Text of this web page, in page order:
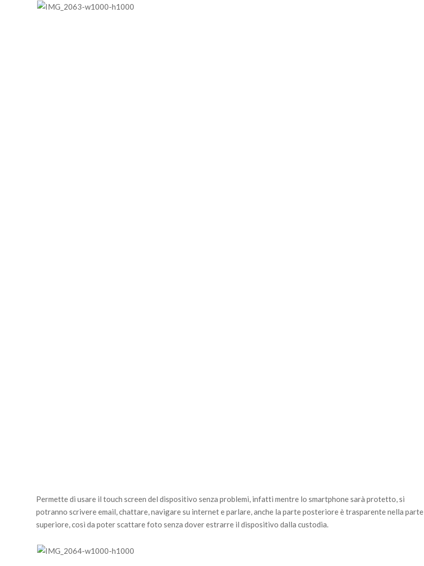
Permette di usare il touch screen del dispositivo senza problemi, infatti mentre lo smartphone sarà protetto, si
potranno scrivere email, chattare, navigare su internet e parlare, anche la parte posteriore è trasparente nella parte
superiore, così da poter scattare foto senza dover estrarre il dispositivo dalla custodia.